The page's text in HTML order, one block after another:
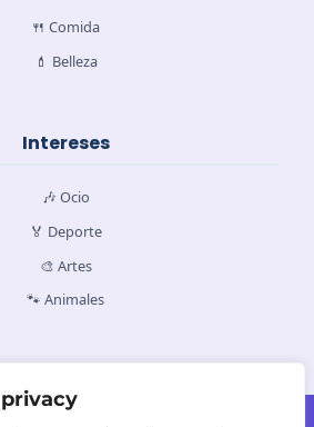
🍴 Comida
💄 Belleza
Intereses
🎶 Ocio
🏅 Deporte
🎨 Artes
🐾 Animales